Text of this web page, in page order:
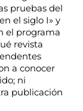
pruebas del
el siglo I» y
el programa
revista
a conocer
ni
publicación